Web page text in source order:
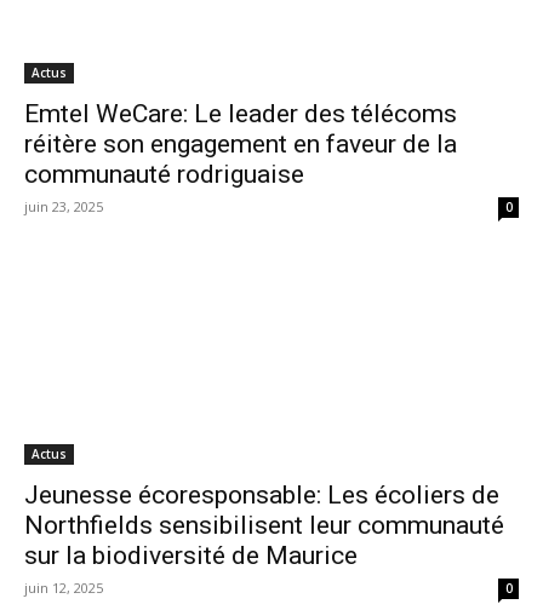
Actus
Emtel WeCare: Le leader des télécoms
réitère son engagement en faveur de la
communauté rodriguaise
juin 23, 2025 0
Actus
Jeunesse écoresponsable: Les écoliers de
Northfields sensibilisent leur communauté
sur la biodiversité de Maurice
juin 12, 2025 0